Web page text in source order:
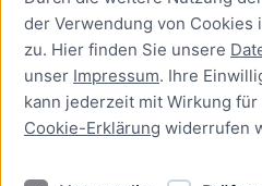
der Verwendung von Cookies
zu. Hier finden Sie unsere
unser Impressum. Ihre
kann jederzeit mit Wirkung
Cookie-Erklärung widerrufen
Anerkennung ausländischer
Berufsqualifikationen
beantragen
Online-Dienst
Aufenthaltserlaubnis zur
Beschäftigung als Beamter